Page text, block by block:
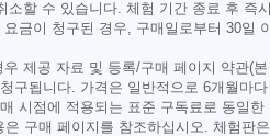
소할 수 있습니다. 체험 기간 종료 후
금이 청구된 경우, 구매일로부터 30일
제공 자료 및 등록/구매 페이지 약관(
구됩니다. 가격은 일반적으로 6개월마다
시점에 적용되는 표준 구독료로 동일
구매 페이지를 참조하십시오. 체험판